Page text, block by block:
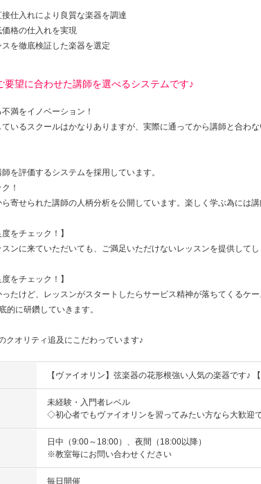
接仕入れにより良質な楽器を調達
価格の仕入れを実現
スを徹底検証した楽器を選定
望に合わせた講師を選べるシステムです♪
満をイノベーション！
いるスクールはかなりありますが、実際に通ってから講師と合わ
を評価するシステムを採用しています。
！
寄せられた講師の人柄分析を公開しています。楽しく学ぶ為には講
をチェック！】
ンに来ていただいても、ご満足いただけないレッスンを提供してし
をチェック！】
たけど、レッスンがスタートしたらサービス精神が落ちてくるケ
的に研鑽していきます。
クオリティ追及にこだわっています♪
【ヴァイオリン】弦楽器の花形根強い人気の楽器です♪
未経験・入門者レベル
◇初心者でもヴァイオリンを習ってみたい方なら大歓迎
日中（9:00～18:00）、夜間（18:00以降）
※教室毎にお問い合わせください
毎日開催